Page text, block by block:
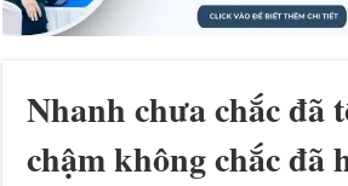
Nhanh chưa chắc đã
chậm không chắc đã